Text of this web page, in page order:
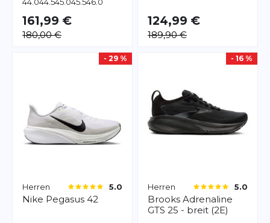
161,99 €
180,00 €
124,99 €
189,90 €
- 29 %
Herren 5.0
Nike Pegasus 42
- 16 %
Herren 5.0
Brooks Adrenaline
GTS 25 - breit (2E)